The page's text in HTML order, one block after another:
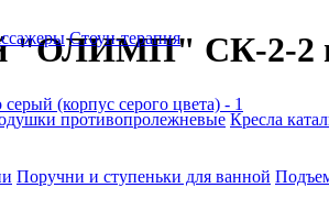
Стоун-терапия
противопролежневые Кресла
Поручни и ступеньки для ванной
СК-2-2